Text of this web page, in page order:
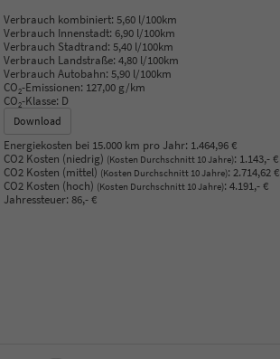
Verbrauch kombiniert: 5,60 l/100km
Verbrauch Innenstadt: 6,90 l/100km
Verbrauch Stadtrand: 5,40 l/100km
Verbrauch Landstraße: 4,80 l/100km
Verbrauch Autobahn: 5,90 l/100km
CO2-Emissionen: 127,00 g/km
CO2-Klasse: D
Download
Energiekosten bei 15.000 km pro Jahr: 1.464,96 €
CO2 Kosten (niedrig) (Kosten Durchschnitt 10 Jahre): 1.143,- €
CO2 Kosten (mittel) (Kosten Durchschnitt 10 Jahre): 2.714,62 €
CO2 Kosten (hoch) (Kosten Durchschnitt 10 Jahre): 4.191,- €
Jahressteuer: 86,- €